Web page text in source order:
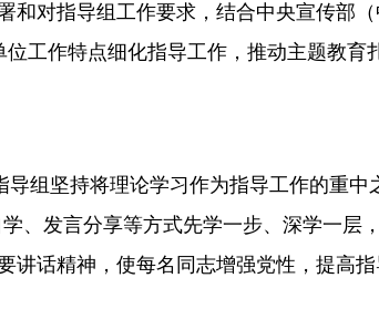
和对指导组工作要求，结合中央宣传部
工作特点细化指导工作，推动主题教育
导组坚持将理论学习作为指导工作的重
、发言分享等方式先学一步、深学一层
话精神，使每名同志增强党性，提高指